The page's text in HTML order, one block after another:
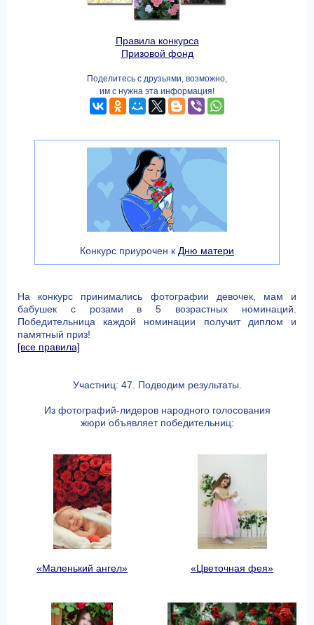
Правила конкурса
Призовой фонд
Поделитесь с друзьями, возможно,
им с нужна эта информация!
Конкурс приурочен к Дню матери
На конкурс принимались фотографии девочек, мам и
бабушек с розами в 5 возрастных номинаций.
Победительница каждой номинации получит диплом и
памятный приз!
[все правила]
Участниц: 47. Подводим результаты.
Из фотографий-лидеров народного голосования
жюри объявляет победительниц:
«Маленький ангел» «Цветочная фея»